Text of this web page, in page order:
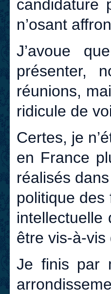
candidature
n’osant
J’avoue
présenter,
réunions,
ridicule de
Certes, je
en France
réalisés
politique des
intellectuelle
être vis-à-vis
Je finis par